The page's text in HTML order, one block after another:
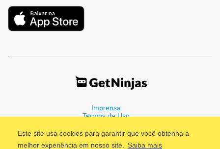
Este site usa cookies para garantir que você obtenha a
melhor experiência em nosso site. Saiba mais
Imprensa
Termos de Uso